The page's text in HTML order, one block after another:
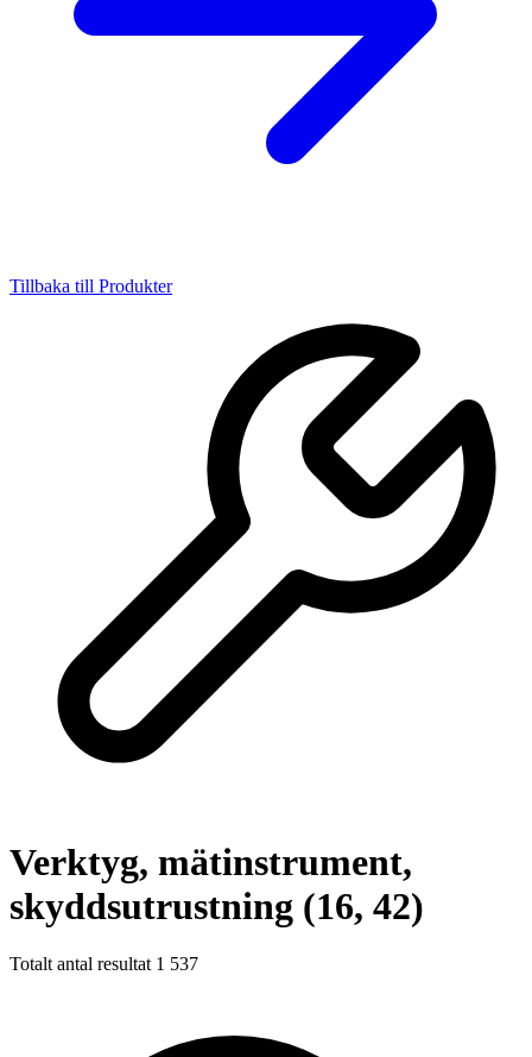
Tillbaka till Produkter
Verktyg, mätinstrument,
skyddsutrustning (16, 42)
Totalt antal resultat 1 537